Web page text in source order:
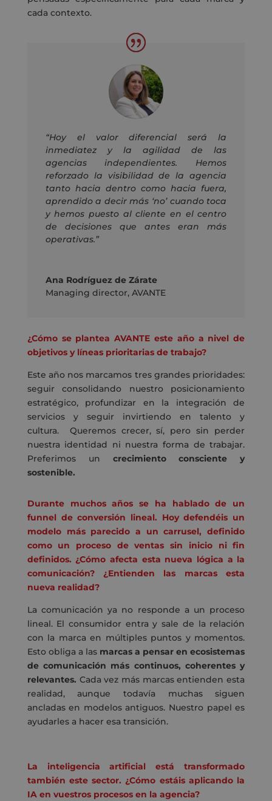
cada contexto.
“Hoy el valor diferencial será la
inmediatez y la agilidad de las
agencias independientes. Hemos
reforzado la visibilidad de la agencia
tanto hacia dentro como hacia fuera,
aprendido a decir más ‘no’ cuando toca
y hemos puesto al cliente en el centro
de decisiones que antes eran más
operativas.”
Ana Rodríguez de Zárate
Managing director, AVANTE
¿Cómo se plantea AVANTE este año a nivel de
objetivos y líneas prioritarias de trabajo?
Este año nos marcamos tres grandes prioridades:
seguir consolidando nuestro posicionamiento
estratégico, profundizar en la integración de
servicios y seguir invirtiendo en talento y
cultura.
Queremos crecer, sí, pero sin perder
nuestra identidad ni nuestra forma de trabajar.
Preferimos un crecimiento consciente y
sostenible.
Durante muchos años se ha hablado de un
funnel de conversión lineal. Hoy defendéis un
modelo más parecido a un carrusel, definido
como un proceso de ventas sin inicio ni fin
definidos. ¿Cómo afecta esta nueva lógica a la
comunicación? ¿Entienden las marcas esta
nueva realidad?
La comunicación ya no responde a un proceso
lineal. El consumidor entra y sale de la relación
con la marca en múltiples puntos y momentos.
Esto obliga a las marcas a pensar en ecosistemas
de comunicación más continuos, coherentes y
relevantes. Cada vez más marcas entienden esta
realidad, aunque todavía muchas siguen
ancladas en modelos antiguos. Nuestro papel es
ayudarles a hacer esa transición.
La inteligencia artificial está transformado
también este sector. ¿Cómo estáis aplicando la
IA en vuestros procesos en la agencia?